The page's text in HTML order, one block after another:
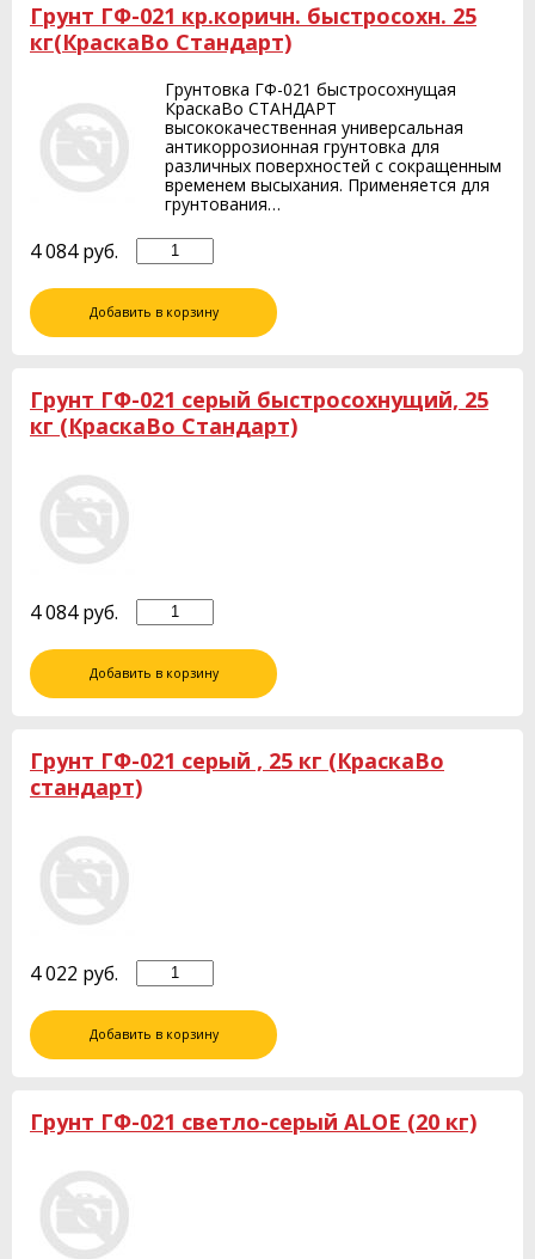
Грунт ГФ-021 кр.коричн. быстросохн. 25
кг(КраскаВо Стандарт)
Грунтовка ГФ-021 быстросохнущая
КраскаВо СТАНДАРТ
высококачественная универсальная
антикоррозионная грунтовка для
различных поверхностей с сокращенным
временем высыхания. Применяется для
грунтования…
4 084руб.
Добавить в корзину
Грунт ГФ-021 серый быстросохнущий, 25
кг (КраскаВо Стандарт)
4 084руб.
Добавить в корзину
Грунт ГФ-021 серый , 25 кг (КраскаВо
стандарт)
4 022 руб.
Добавить в корзину
Грунт ГФ-021 светло-серый ALOE (20 кг)